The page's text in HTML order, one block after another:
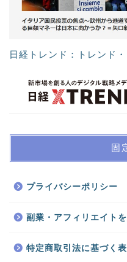
日経トレンド：トレンド
固
プライバシーポリシー
副業・アフィリエイト
特定商取引法に基づく